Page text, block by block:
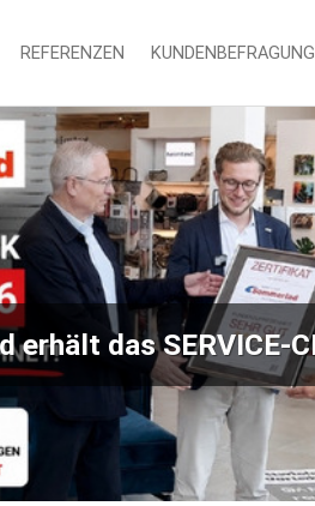
REFERENZEN KUNDENBEFRAGUNG
2026